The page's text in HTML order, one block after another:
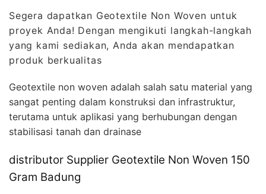
Segera dapatkan Geotextile Non Woven untuk
proyek Anda! Dengan mengikuti langkah-langkah
yang kami sediakan, Anda akan mendapatkan
produk berkualitas
Geotextile non woven adalah salah satu material yang
sangat penting dalam konstruksi dan infrastruktur,
terutama untuk aplikasi yang berhubungan dengan
stabilisasi tanah dan drainase
distributor Supplier Geotextile Non Woven 150
Gram Badung